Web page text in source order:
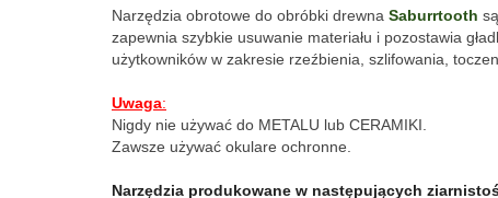
Narzędzia obrotowe do obróbki drewna Saburrtooth
zapewnia szybkie usuwanie materiału i pozostawia
użytkowników w zakresie rzeźbienia, szlifowania,
Uwaga:
Nigdy nie używać do METALU lub CERAMIKI.
Zawsze używać okulare ochronne.
Narzędzia produkowane w następujących